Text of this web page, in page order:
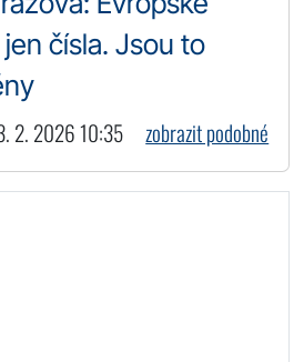
čísla. Jsou to
2. 2026 10:35 zobrazit podobné